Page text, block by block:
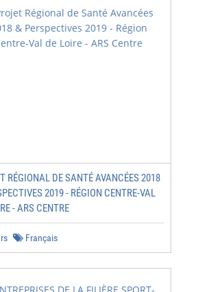
de litres
déchets .........27
réduire
.................28
29
RÉGIONAL DE SANTÉ AVANCÉES 2018
2019 - RÉGION CENTRE-VAL
- ARS CENTRE
Français